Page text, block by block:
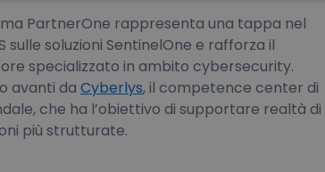
PartnerOne rappresenta una tappa nel
soluzioni SentinelOne e rafforza il
specializzato in ambito cybersecurity.
avanti da Cyberlys, il competence center di
che ha l’obiettivo di supportare realtà di
più strutturate.